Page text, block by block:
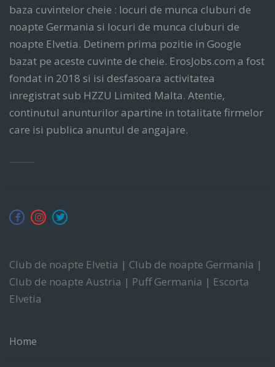
baza cuvintelor cheie : locuri de munca cluburi de
noapte Germania si locuri de munca cluburi de
noapte Elvetia. Detinem prima pozitie in Google
bazat pe aceste cuvinte de cheie. ErosJobs.com a fost
fondat in 2018 si isi desfasoara activitatea
inregistrat sub HZZU Limited Malta. Atentie,
continutul anunturilor apartine in totalitate firmelor
care isi publica anuntul de angajare.
Club de noapte Elvetia | Club de noapte Germania |
Club de noapte Austria | Puff Germania | Escorta
Elvetia
Home